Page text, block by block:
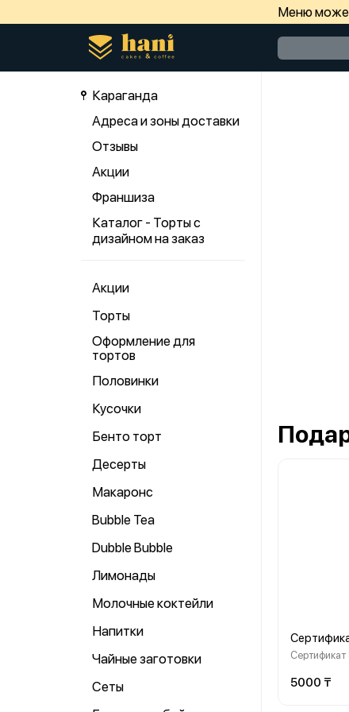
Меню
Караганда
Адреса и зоны доставки
Отзывы
Акции
Франшиза
Каталог - Торты с
дизайном на заказ
Акции
Торты
Оформление для
тортов
Половинки
Кусочки
Бенто торт
Десерты
Макаронс
Bubble Tea
Dubble Bubble
Лимонады
Молочные коктейли
Напитки
Чайные заготовки
Сеты
5000 ₸